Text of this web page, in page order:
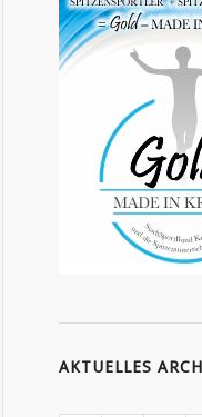
AKTUELLES